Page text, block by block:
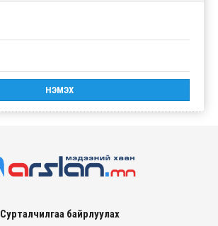
Сурталчилгаа байрлуулах